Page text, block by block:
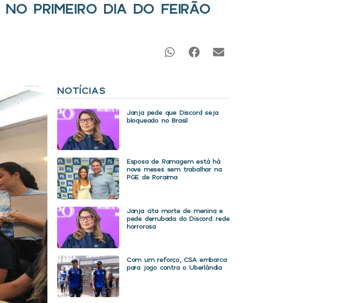
PRIMEIRO DIA DO FEIRÃO
NOTÍCIAS
Janja pede que Discord seja
bloqueado no Brasil
Esposa de Ramagem está há
nove meses sem trabalhar na
PGE de Roraima
Janja cita morte de menina e
pede derrubada do Discord: rede
horrorosa
Com um reforço, CSA embarca
para jogo contra o Uberlândia